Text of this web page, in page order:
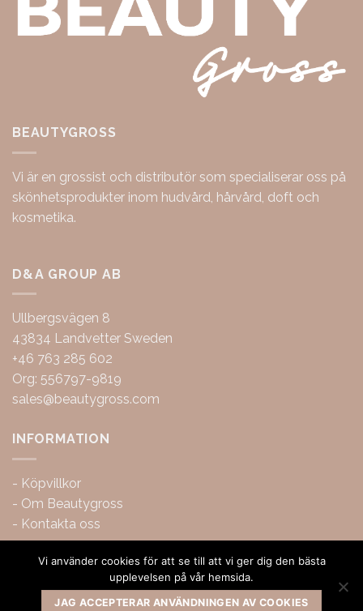
BEAUTYGROSS
Vi är en grossist och distributör som specialiserar oss på
skönhetsprodukter inom hudvård, hårvård, doft och
kosmetika.
D&A GROUP AB
Ullbergsvägen 8
43834 Landvetter Sweden
+46 763 285 602
Org: 556797-9819
sales@beautygross.com
INFORMATION
- Köpvillkor
- Om Beautygross
- Kontakta oss
Vi använder cookies för att se till att vi ger dig den bästa
upplevelsen på vår hemsida.
JAG ACCEPTERAR ANVÄNDNINGEN AV COOKIES